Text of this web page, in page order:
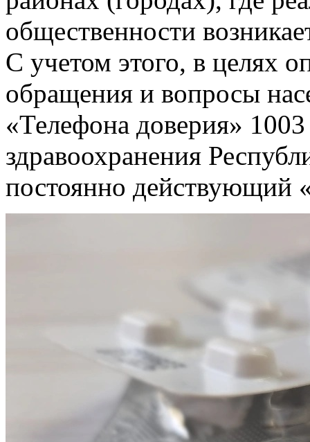
общественности
С учетом этого, в целях
обращения и вопросы
«Телефона доверия»
здравоохранения
постоянно действующий